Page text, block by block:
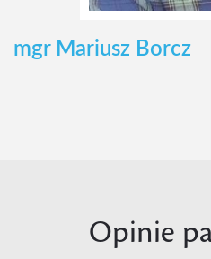
mgr Mariusz Borcz
Opinie